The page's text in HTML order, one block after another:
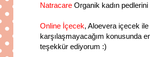
Natracare Organik kadın
Online İçecek, Aloevera içecek
karşılaşmayacağım konusunda
teşekkür ediyorum :)